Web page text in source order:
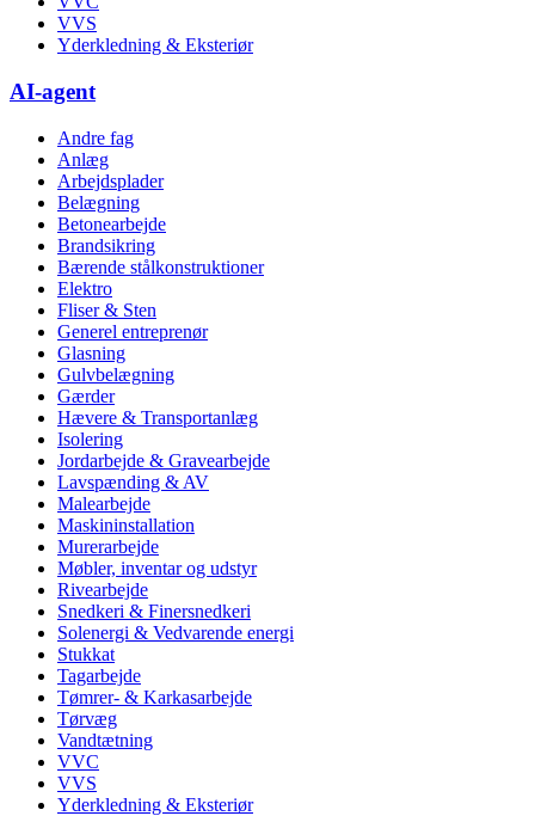
VVS
Yderkledning & Eksteriør
AI-agent
Andre fag
Anlæg
Arbejdsplader
Belægning
Betonearbejde
Brandsikring
Bærende stålkonstruktioner
Elektro
Fliser & Sten
Generel entreprenør
Glasning
Gulvbelægning
Gærder
Hævere & Transportanlæg
Isolering
Jordarbejde & Gravearbejde
Lavspænding & AV
Malearbejde
Maskininstallation
Murerarbejde
Møbler, inventar og udstyr
Rivearbejde
Snedkeri & Finersnedkeri
Solenergi & Vedvarende energi
Stukkat
Tagarbejde
Tømrer- & Karkasarbejde
Tørvæg
Vandtætning
VVC
VVS
Yderkledning & Eksteriør